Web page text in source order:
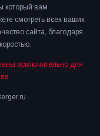
который вам
смотреть всех ваших
сайта, благодаря
исключительно для